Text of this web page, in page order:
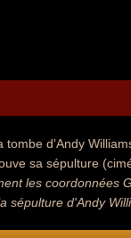
tombe d'Andy
sa sépulture
les coordonnées
sépulture d'Andy